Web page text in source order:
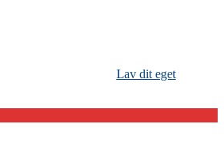
Lav dit eget